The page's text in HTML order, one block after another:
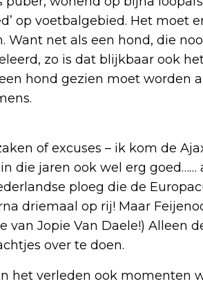
op voetbalgebied. Het moet
Want net als een hond, die
zo is dat blijkbaar ook
hond gezien moet worden
of excuses – ik kom de
die jaren ook wel erg goed……
ploeg die de
driemaal op rij! Maar
van Jopie Van Daele!) Alleen
over te doen.
het verleden ook momenten